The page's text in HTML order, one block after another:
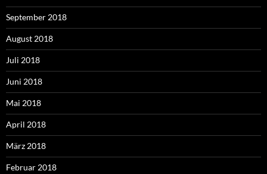
September 2018
August 2018
Juli 2018
Juni 2018
Mai 2018
April 2018
März 2018
Februar 2018